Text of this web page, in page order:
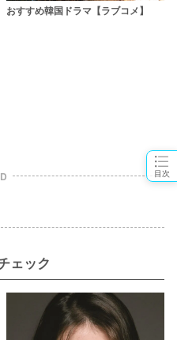
目次
おすすめ韓国ドラマ【ラブコメ】
ェック